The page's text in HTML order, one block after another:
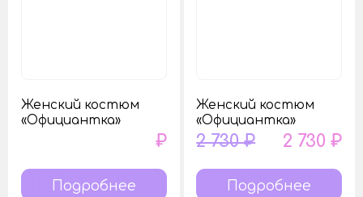
Женский костюм
«Официантка»
₽
Подробнее
Женский костюм
«Официантка»
2 730 ₽ 2 730 ₽
Подробнее